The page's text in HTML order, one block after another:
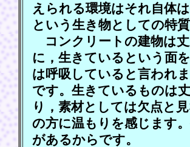
えられる環境はそれ自体
という生き物としての特
コンクリートの建物は
に，生きているという面
は呼吸していると言われ
です。生きているものは
り，素材としては欠点と
の方に温もりを感じます
があるからです。